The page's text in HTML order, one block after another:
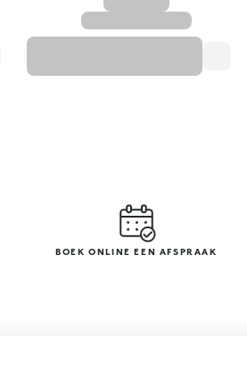
BOEK ONLINE EEN AFSPRAAK